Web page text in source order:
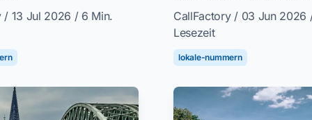
/ 13 Jul 2026 / 6 Min.
CallFactory / 03 Jun 2026
Lesezeit
lokale-nummern